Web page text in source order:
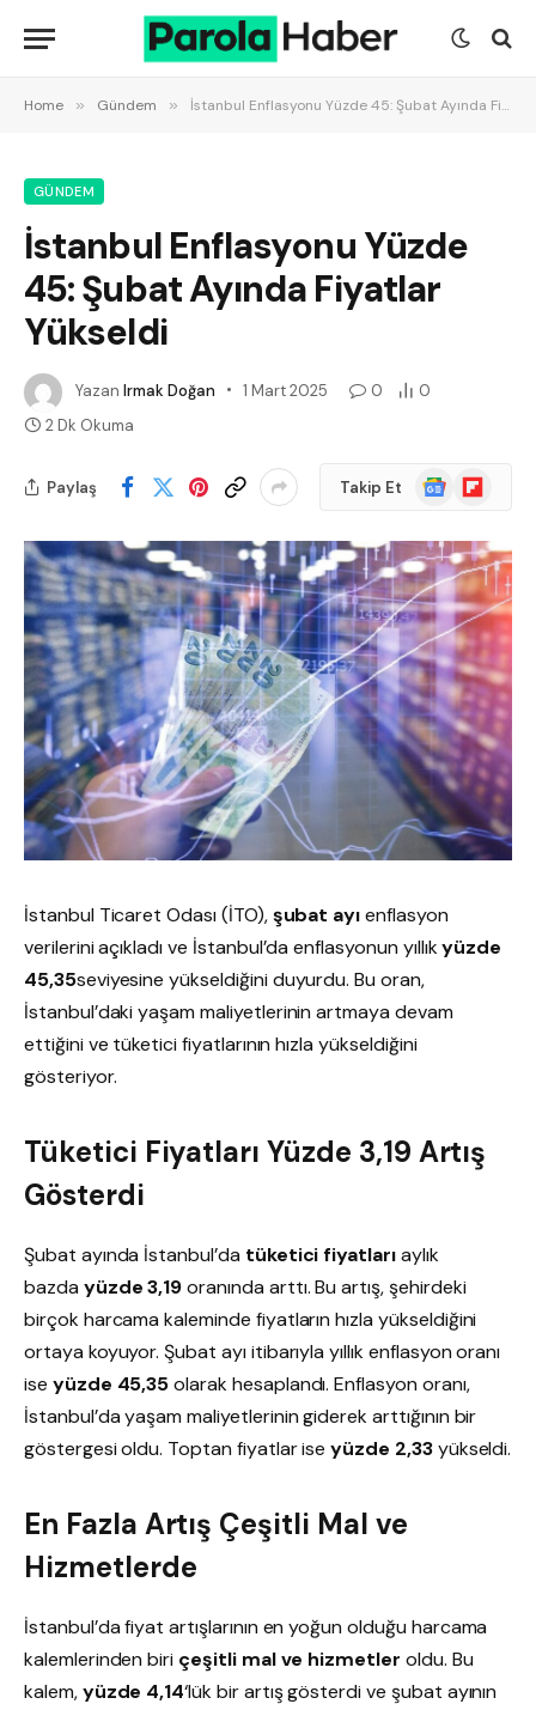
Home » Gündem » İstanbul Enflasyonu Yüzde 45: Şubat Ayında Fiyatlar Yükseldi
GÜNDEM
İstanbul Enflasyonu Yüzde
45: Şubat Ayında Fiyatlar
Yükseldi
Yazan Irmak Doğan 1 Mart 2025 0
0
2 Dk Okuma
Paylaş Takip Et
Google
News
Flipboard
İstanbul Ticaret Odası (İTO),şubat ayıenflasyon
verilerini açıkladı ve İstanbul’da enflasyonun yıllıkyüzde
45,35seviyesine yükseldiğini duyurdu. Bu oran,
İstanbul’daki yaşam maliyetlerinin artmaya devam
ettiğini ve tüketici fiyatlarının hızla yükseldiğini
gösteriyor.
Tüketici Fiyatları Yüzde 3,19 Artış
Gösterdi
Şubat ayında İstanbul’da tüketici fiyatlarıaylık
bazda yüzde 3,19oranında arttı. Bu artış, şehirdeki
birçok harcama kaleminde fiyatların hızla yükseldiğini
ortaya koyuyor. Şubat ayı itibarıyla yıllık enflasyon oranı
ise yüzde 45,35olarak hesaplandı. Enflasyon oranı,
İstanbul’da yaşam maliyetlerinin giderek arttığının bir
göstergesi oldu. Toptan fiyatlar iseyüzde 2,33yükseldi.
En Fazla Artış Çeşitli Mal ve
Hizmetlerde
İstanbul’da fiyat artışlarının en yoğun olduğu harcama
kalemlerinden biri çeşitli mal ve hizmetler oldu. Bu
kalem,yüzde 4,14‘lük bir artış gösterdi ve şubat ayının